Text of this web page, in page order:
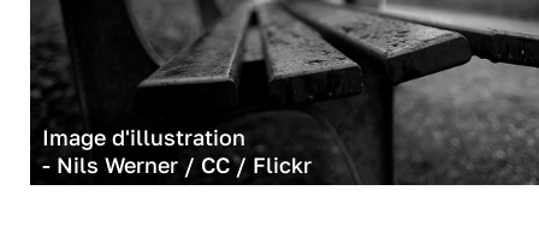
Image d'illustration
- Nils Werner / CC / Flickr